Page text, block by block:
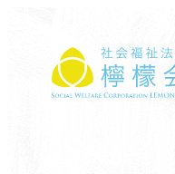
社会福祉法人 檸檬